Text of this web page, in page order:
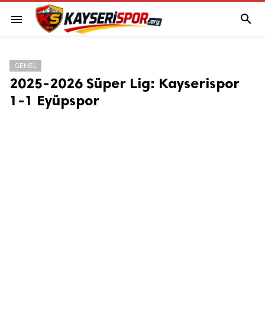
menu 
GENEL
2025-2026 Süper Lig: Kayserispor
1-1 Eyüpspor